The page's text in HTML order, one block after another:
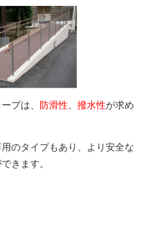
プは、 防滑性 撥水性が求め
のタイプもあり、より安全な
きます。